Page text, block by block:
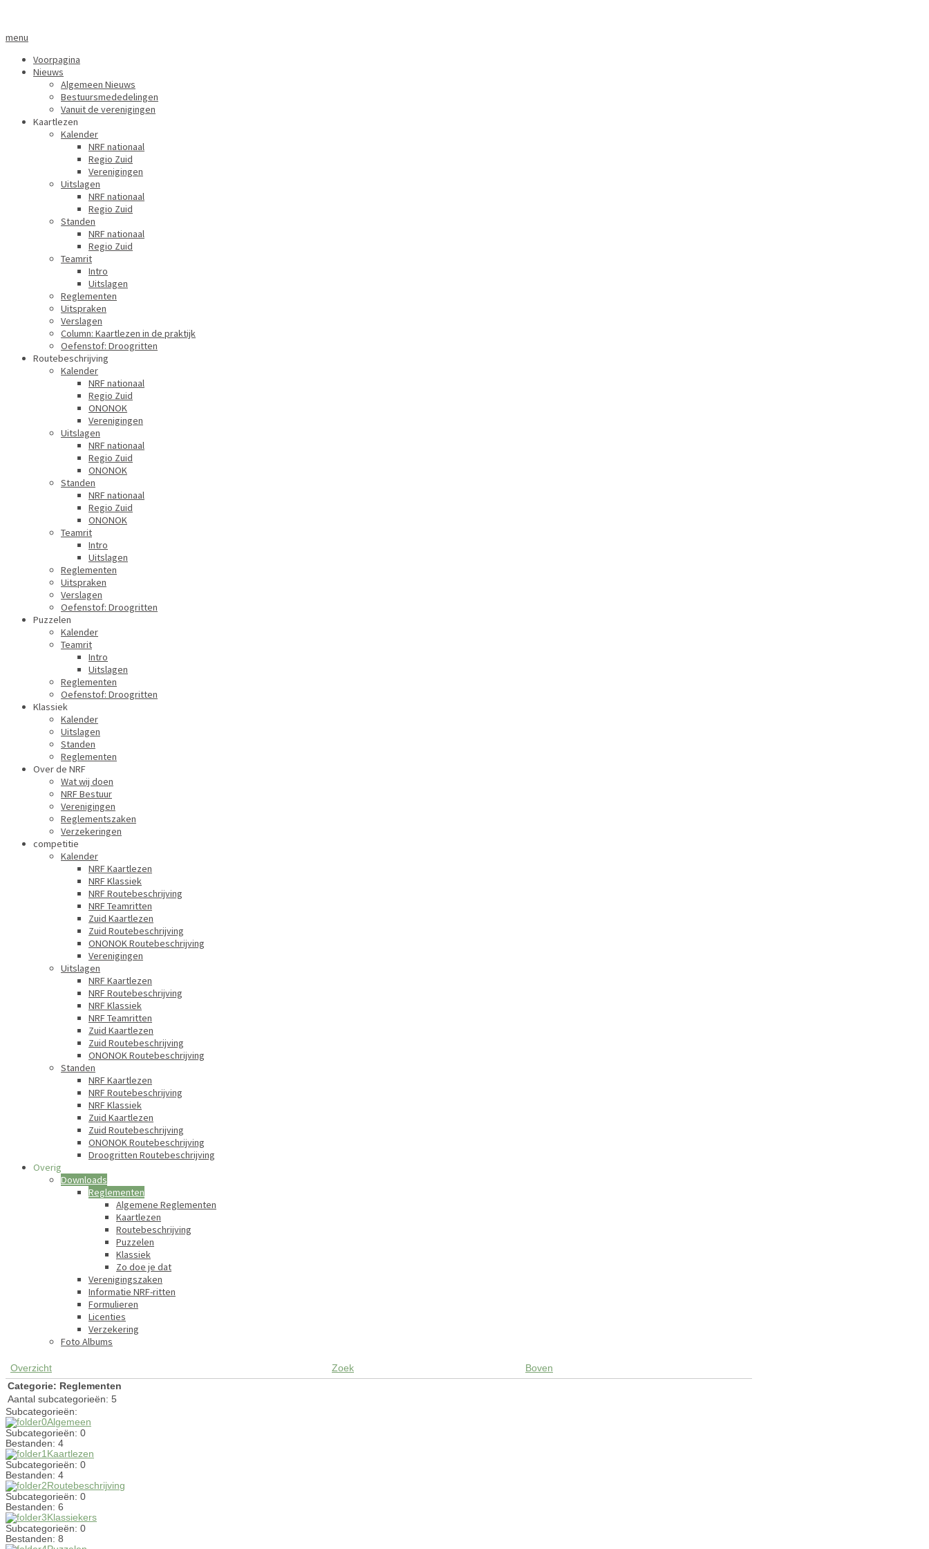
menu
Voorpagina
Nieuws
Algemeen Nieuws
Bestuursmededelingen
Vanuit de verenigingen
Kaartlezen
Kalender
NRF nationaal
Regio Zuid
Verenigingen
Uitslagen
NRF nationaal
Regio Zuid
Standen
NRF nationaal
Regio Zuid
Teamrit
Intro
Uitslagen
Reglementen
Uitspraken
Verslagen
Column: Kaartlezen in de praktijk
Oefenstof: Droogritten
Routebeschrijving
Kalender
NRF nationaal
Regio Zuid
ONONOK
Verenigingen
Uitslagen
NRF nationaal
Regio Zuid
ONONOK
Standen
NRF nationaal
Regio Zuid
ONONOK
Teamrit
Intro
Uitslagen
Reglementen
Uitspraken
Verslagen
Oefenstof: Droogritten
Puzzelen
Kalender
Teamrit
Intro
Uitslagen
Reglementen
Oefenstof: Droogritten
Klassiek
Kalender
Uitslagen
Standen
Reglementen
Over de NRF
Wat wij doen
NRF Bestuur
Verenigingen
Reglementszaken
Verzekeringen
competitie
Kalender
NRF Kaartlezen
NRF Klassiek
NRF Routebeschrijving
NRF Teamritten
Zuid Kaartlezen
Zuid Routebeschrijving
ONONOK Routebeschrijving
Verenigingen
Uitslagen
NRF Kaartlezen
NRF Routebeschrijving
NRF Klassiek
NRF Teamritten
Zuid Kaartlezen
Zuid Routebeschrijving
ONONOK Routebeschrijving
Standen
NRF Kaartlezen
NRF Routebeschrijving
NRF Klassiek
Zuid Kaartlezen
Zuid Routebeschrijving
ONONOK Routebeschrijving
Droogritten Routebeschrijving
Overig
Downloads
Reglementen
Algemene Reglementen
Kaartlezen
Routebeschrijving
Puzzelen
Klassiek
Zo doe je dat
Verenigingszaken
Informatie NRF-ritten
Formulieren
Licenties
Verzekering
Foto Albums
Overzicht Zoek
Boven
Categorie: Reglementen
Aantal subcategorieën: 5
Subcategorieën:
Algemeen
Subcategorieën: 0
Bestanden: 4
Kaartlezen
Subcategorieën: 0
Bestanden: 4
Routebeschrijving
Subcategorieën: 0
Bestanden: 6
Klassiekers
Subcategorieën: 0
Bestanden: 8